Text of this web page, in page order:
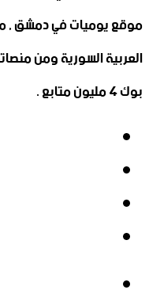
موقع يوميات في دمشق ,
العربية السورية ومن
بوك 4 مليون متابع .